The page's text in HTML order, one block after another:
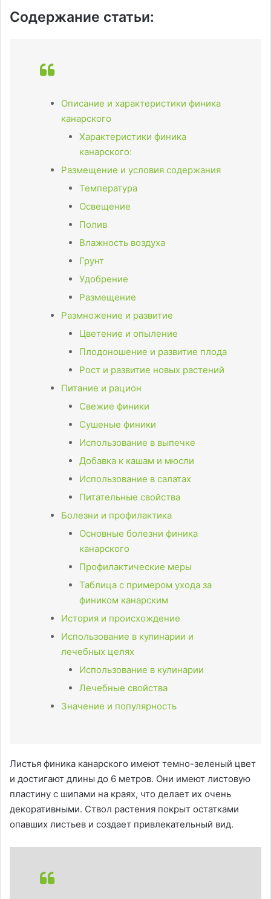
Содержание статьи:
Описание и характеристики финика
канарского
Характеристики финика
канарского:
Размещение и условия содержания
Температура
Освещение
Полив
Влажность воздуха
Грунт
Удобрение
Размещение
Размножение и развитие
Цветение и опыление
Плодоношение и развитие плода
Рост и развитие новых растений
Питание и рацион
Свежие финики
Сушеные финики
Использование в выпечке
Добавка к кашам и мюсли
Использование в салатах
Питательные свойства
Болезни и профилактика
Основные болезни финика
канарского
Профилактические меры
Таблица с примером ухода за
фиником канарским
История и происхождение
Использование в кулинарии и
лечебных целях
Использование в кулинарии
Лечебные свойства
Значение и популярность
Листья финика канарского имеют темно-зеленый цвет
и достигают длины до 6 метров. Они имеют листовую
пластину с шипами на краях, что делает их очень
декоративными. Ствол растения покрыт остатками
опавших листьев и создает привлекательный вид.